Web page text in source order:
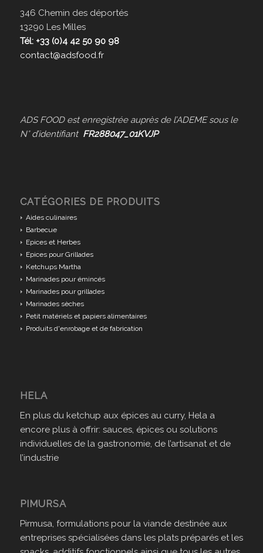
346 Chemin des déportés
13290 Les Milles
Tél: +33 (0)4 42 50 90 98
contact@adsfood.fr
ADS FOOD est enregistrée auprès de l’ADEME sous le
N° d’identifiant FR288047_01KVJP
CATÉGORIES DE PRODUITS
Aides culinaires
Barbecue
Epices et Herbes
Epices pour Grillades
Ketchups Martha
Marinades pour émincés
Marinades pour grillades
Marinades sèches
Petit matériels et papiers alimentaires
Produits d'enrobage et de fabrication
HELA
En plus du ketchup aux épices au curry, Hela a
encore plus à offrir: sauces, épices ou solutions
individuelles de la gastronomie, de l’artisanat et de
l’industrie
PIMURSA
Pirmusa, formulations pour la viande destinée aux
entreprises spécialisées dans les plats préparés et les